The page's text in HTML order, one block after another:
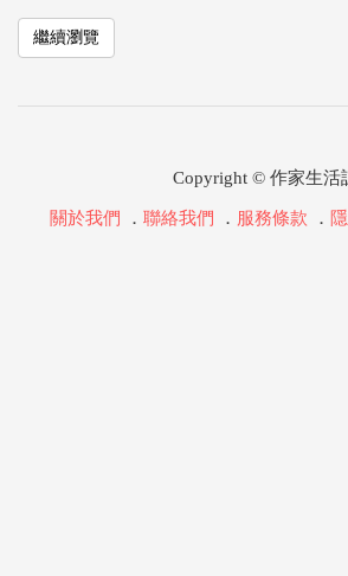
繼續瀏覽
Copyright © 作家生活
關於我們 ． 聯絡我們 ． 服務條款 ．